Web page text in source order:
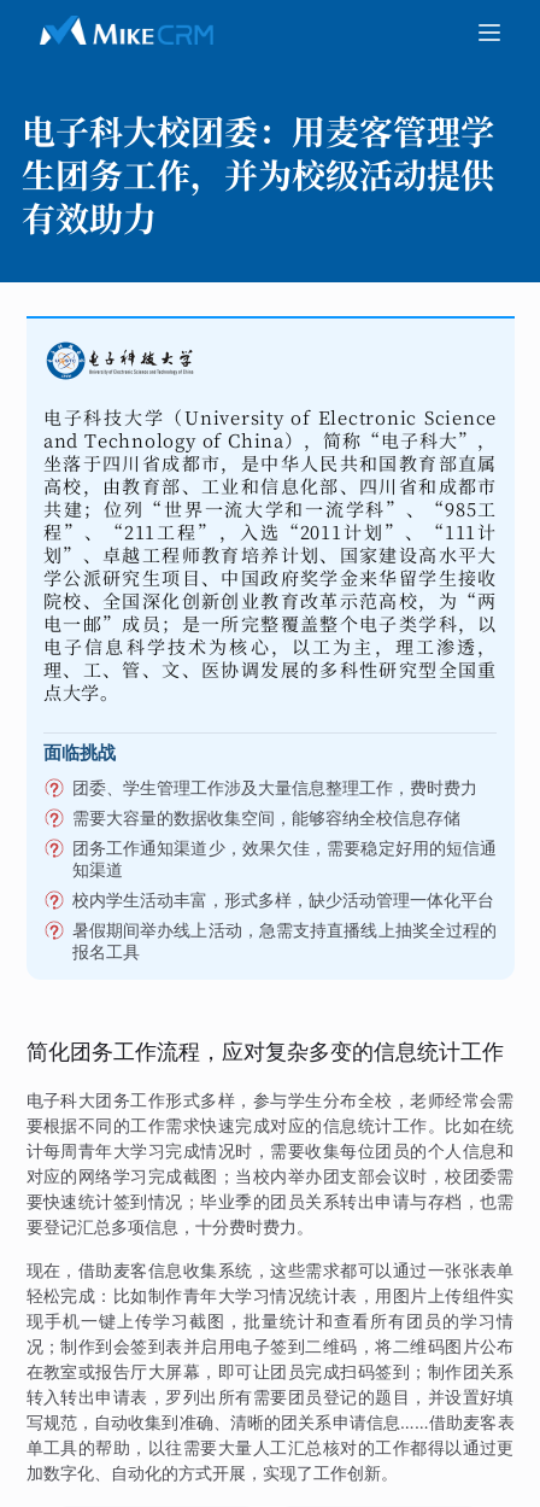
电子科大校团委： 用麦客管理学
生团务工作，并为校级活动提供
有效助力
电子科技大学（University of Electronic Science
and Technology of China），简称“电子科大”，
坐落于四川省成都市，是中华人民共和国教育部直属
高校，由教育部、工业和信息化部、四川省和成都市
共建；位列“世界一流大学和一流学科”、“985工
程”、“211工程”，入选“2011计划”、“111计
划”、卓越工程师教育培养计划、国家建设高水平大
学公派研究生项目、中国政府奖学金来华留学生接收
院校、全国深化创新创业教育改革示范高校，为“两
电一邮”成员；是一所完整覆盖整个电子类学科，以
电子信息科学技术为核心，以工为主，理工渗透，
理、工、管、文、医协调发展的多科性研究型全国重
点大学。
面临挑战
团委、学生管理工作涉及大量信息整理工作，费时费力
需要大容量的数据收集空间，能够容纳全校信息存储
团务工作通知渠道少，效果欠佳，需要稳定好用的短信通
知渠道
校内学生活动丰富，形式多样，缺少活动管理一体化平台
暑假期间举办线上活动，急需支持直播线上抽奖全过程的
报名工具
简化团务工作流程，应对复杂多变的信息统计工作
电子科大团务工作形式多样，参与学生分布全校，老师经常会需
要根据不同的工作需求快速完成对应的信息统计工作。比如在统
计每周青年大学习完成情况时，需要收集每位团员的个人信息和
对应的网络学习完成截图；当校内举办团支部会议时，校团委需
要快速统计签到情况；毕业季的团员关系转出申请与存档，也需
要登记汇总多项信息，十分费时费力。
现在，借助麦客信息收集系统，这些需求都可以通过一张张表单
轻松完成：比如制作青年大学习情况统计表，用图片上传组件实
现手机一键上传学习截图，批量统计和查看所有团员的学习情
况；制作到会签到表并启用电子签到二维码，将二维码图片公布
在教室或报告厅大屏幕，即可让团员完成扫码签到；制作团关系
转入转出申请表，罗列出所有需要团员登记的题目，并设置好填
写规范，自动收集到准确、清晰的团关系申请信息……借助麦客表
单工具的帮助，以往需要大量人工汇总核对的工作都得以通过更
加数字化、自动化的方式开展，实现了工作创新。